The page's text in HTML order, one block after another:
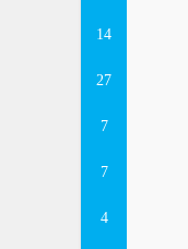
14
27
7
7
4